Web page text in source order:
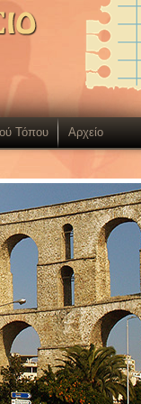
Τόπου Aρχείο